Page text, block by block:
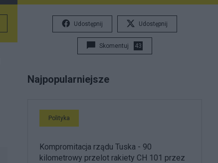
Udostępnij Udostępnij
Skomentuj 43
Najpopularniejsze
Polityka
Kompromitacja rządu Tuska - 90
kilometrowy przelot rakiety CH 101 przez